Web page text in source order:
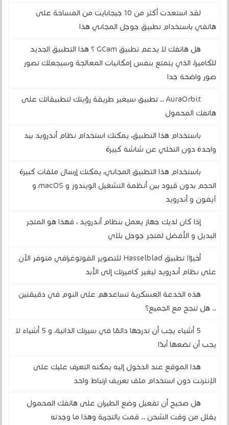
لقد استعدت أكثر من 10 جيجابايت من المساحة على
هاتفي باستخدام تطبيق جوجل المجاني هذا
هل هاتفك لا يدعم تطبيق GCam ؟ هذا التطبيق الجديد
للكاميرا، الذي يتمتع بنفس إمكانيات المعالجة وسيجعلك تصور
صور واضحة جدا
AuraOrbit .. تطبيق سيغير طريقة رؤيتك لتطبيقاتك على
هاتفك المحمول
باستخدام هذا التطبيق، يمكنك استخدام نظام أندرويد بيد
واحدة دون التخلي عن شاشة كبيرة
باستخدام هذا التطبيق المجاني، يمكنك إرسال ملفات كبيرة
الحجم بدون قيود بين أنظمة التشغيل الويندوز و macOS و
آيفون و أندرويد
إذا كان لديك جهاز يعمل بنظام أندرويد ، فهذا هو المتجر
البديل و الأفضل لمتجر جوجل بلاي
أخيرًا! تطبيق Hasselblad للتصوير الفوتوغرافي متوفر الآن
على نظام أندرويد ليغير كاميرتك إلى الأبد
هذه الخدعة العسكرية تساعدهم على النوم في دقيقتين
.. هل تنجح مع الجميع؟
5 أشياء يجب أن تدرجها دائمًا في سيرتك الذاتية، و 5 أشياء لا
يجب أن تضعها أبدًا
هذا الموقع عند الدخول إليه يمكنه التعرف عليك على
الإنترنت دون استخدام ملف تعريف ارتباط واحد
هل صحيح أن تفعيل وضع الطيران على هاتفك المحمول
يقلل من وقت الشحن .. قمت بالتجربة وهذا ما وجدته